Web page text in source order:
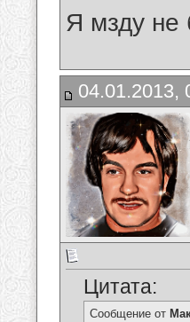
Я мзду не
04.01.2013,
Цитата:
Сообщение от